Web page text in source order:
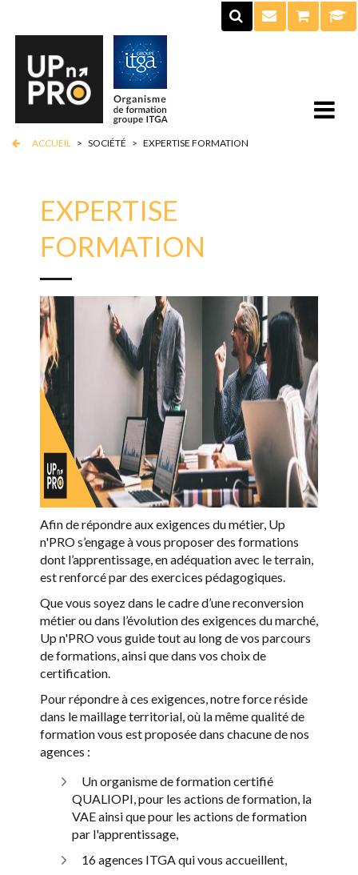
ACCUEIL > SOCIÉTÉ > EXPERTISE FORMATION
EXPERTISE
FORMATION
Afin de répondre aux exigences du métier, Up
n'PRO s’engage à vous proposer des formations
dont l’apprentissage, en adéquation avec le terrain,
est renforcé par des exercices pédagogiques.
Que vous soyez dans le cadre d’une reconversion
métier ou dans l’évolution des exigences du marché,
Up n'PRO vous guide tout au long de vos parcours
de formations, ainsi que dans vos choix de
certification.
Pour répondre à ces exigences, notre force réside
dans le maillage territorial, où la même qualité de
formation vous est proposée dans chacune de nos
agences :
Un organisme de formation certifié
QUALIOPI, pour les actions de formation, la
VAE ainsi que pour les actions de formation
par l'apprentissage,
16 agences ITGA qui vous accueillent,